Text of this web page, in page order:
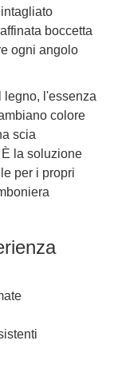
intagliato
boccetta
ogni angolo
legno, l'essenza
colore
scia
la soluzione
per i propri